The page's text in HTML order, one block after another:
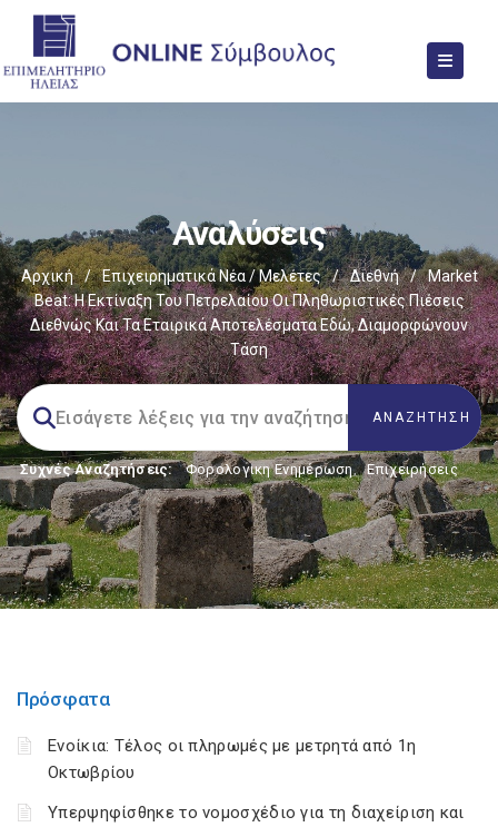
Αναλύσεις
Αρχική / Επιχειρηματικά Νέα / Μελέτες / Διεθνή /
Market
Beat: Η Εκτίναξη Του Πετρελαίου Οι Πληθωριστικές Πιέσεις
Διεθνώς Και Τα Εταιρικά Αποτελέσματα Εδώ, Διαμορφώνουν
Τάση
Συχνές Αναζητήσεις: Φορολογικη Ενημέρωση, Επιχειρήσεις
Πρόσφατα
Ενοίκια: Τέλος οι πληρωμές με μετρητά από 1η
Οκτωβρίου
Υπερψηφίσθηκε το νομοσχέδιο για τη διαχείριση και